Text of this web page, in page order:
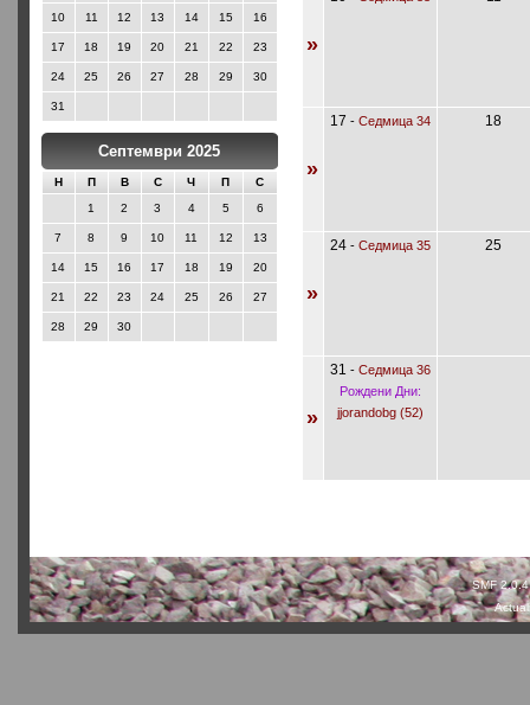
10 11 12 13 14 15 16
17 18 19 20 21 22 23
24 25 26 27 28 29 30
31
Септември 2025
Н П В С Ч П
С
1
2 3 4 5 6
7 8 9 10 11 12 13
14 15 16 17 18 19 20
21 22 23 24 25 26 27
28 29 30
»
»
17 - Седмица 34 18
»
24- Седмица 35 25
»
31 - Седмица 36
Рождени Дни:
jjorandobg (52)
SMF 2.0.4